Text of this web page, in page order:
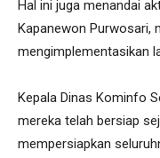
Hal ini juga menandai
Kapanewon Purwosari,
mengimplementasikan
Kepala Dinas Kominfo
mereka telah bersiap
mempersiapkan